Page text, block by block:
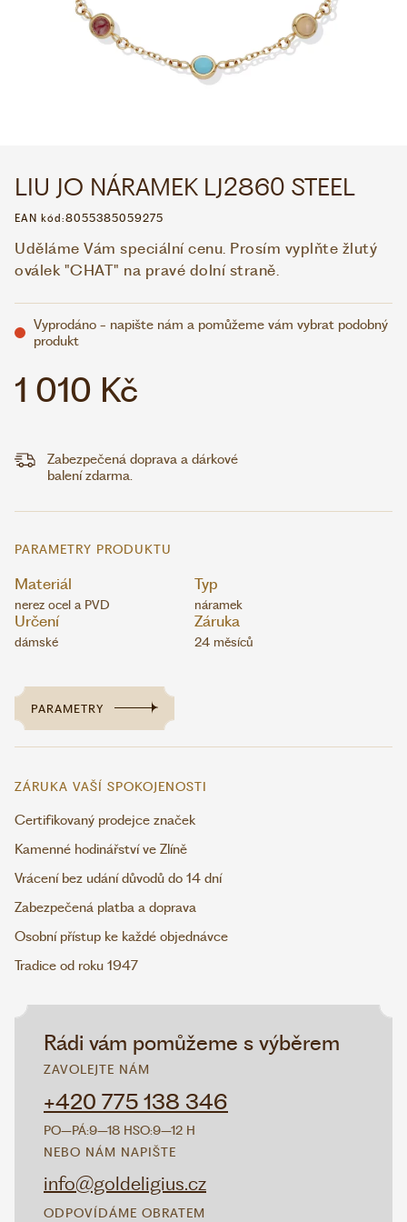
WHATSAPP VIBER
VOLEJTE 9:00–18:00+420 775 138 346
Rádi vám pomůžeme s výběrem
ZAVOLEJTE NÁM
+420 775 138 346
PO–PÁ:9–18 HSO:9–12 H
NEBO NÁM NAPIŠTE
info@goldeligius.cz
ODPOVÍDÁME OBRATEM
LIU JO NÁRAMEK LJ2860 STEEL
EAN kód:8055385059275
Uděláme Vám speciální cenu. Prosím vyplňte žlutý
oválek "CHAT" na pravé dolní straně.
Vyprodáno - napište nám a pomůžeme vám vybrat podobný
produkt
1 010 Kč
Zabezpečená doprava a dárkové
balení zdarma.
PARAMETRY PRODUKTU
Materiál
nerez ocel a PVD
Typ
náramek
Určení
dámské
Záruka
24 měsíců
PARAMETRY
ZÁRUKA VAŠÍ SPOKOJENOSTI
Certifikovaný prodejce značek
Kamenné hodinářství ve Zlíně
Vrácení bez udání důvodů do 14 dní
Zabezpečená platba a doprava
Osobní přístup ke každé objednávce
Tradice od roku 1947